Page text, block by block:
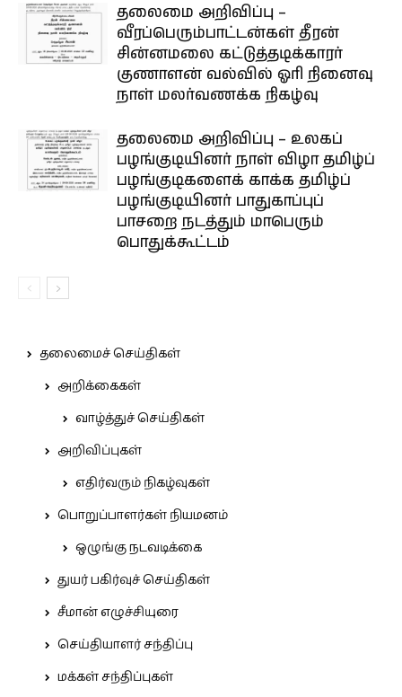
தலைமை அறிவிப்பு –
வீரப்பெரும்பாட்டன்கள் தீரன்
சின்னமலை கட்டுத்தடிக்காரர்
குணாளன் வல்வில் ஓரி நினைவு
நாள் மலர்வணக்க நிகழ்வு
தலைமை அறிவிப்பு – உலகப்
பழங்குடியினர் நாள் விழா தமிழ்ப்
பழங்குடிகளைக் காக்க தமிழ்ப்
பழங்குடியினர் பாதுகாப்புப்
பாசறை நடத்தும் மாபெரும்
பொதுக்கூட்டம்
தலைமைச் செய்திகள்
அறிக்கைகள்
வாழ்த்துச் செய்திகள்
அறிவிப்புகள்
எதிர்வரும் நிகழ்வுகள்
பொறுப்பாளர்கள் நியமனம்
ஒழுங்கு நடவடிக்கை
துயர் பகிர்வுச் செய்திகள்
சீமான் எழுச்சியுரை
செய்தியாளர் சந்திப்பு
மக்கள் சந்திப்புகள்